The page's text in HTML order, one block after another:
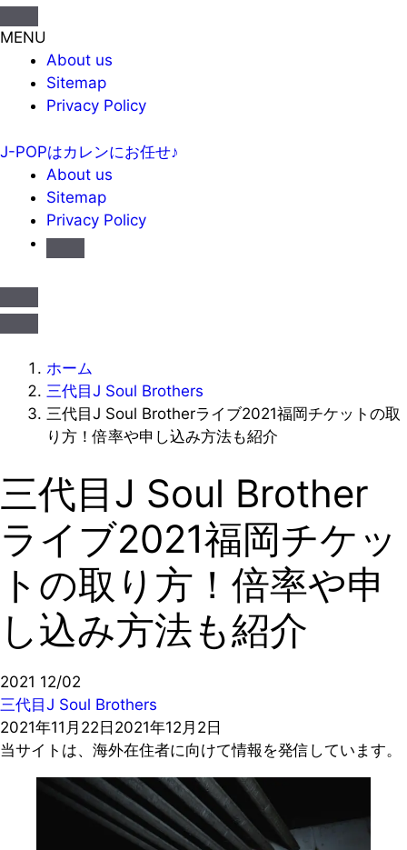
MENU
About us
Sitemap
Privacy Policy
J-POPはカレンにお任せ♪
About us
Sitemap
Privacy Policy
ホーム
三代目J Soul Brothers
三代目J Soul Brotherライブ2021福岡チケットの取
り方！倍率や申し込み方法も紹介
三代目J Soul Brother
ライブ2021福岡チケッ
トの取り方！倍率や申
し込み方法も紹介
2021 12/02
三代目J Soul Brothers
2021年11月22日 2021年12月2日
当サイトは、海外在住者に向けて情報を発信しています。